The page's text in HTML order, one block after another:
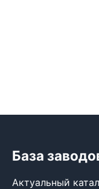
База
Актуальный